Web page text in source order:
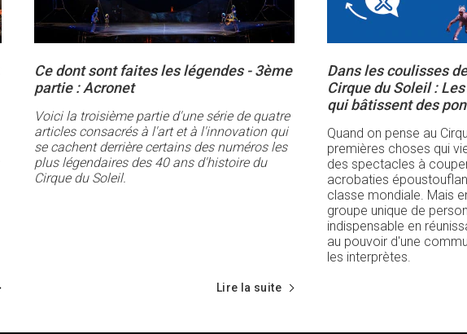
Ce dont sont faites les légendes - 3ème
partie : Acronet
Voici la troisième partie d'une série de quatre
articles consacrés à l'art et à l'innovation qui
se cachent derrière certains des numéros les
plus légendaires des 40 ans d'histoire du
Cirque du Soleil.
Lire la suite
Dans les coulisses
Cirque du Soleil :
qui bâtissent des
Quand on pense au
premières choses qui
des spectacles à
acrobaties
classe mondiale. Mais
groupe unique de
indispensable en
au pouvoir d'une
les interprètes.